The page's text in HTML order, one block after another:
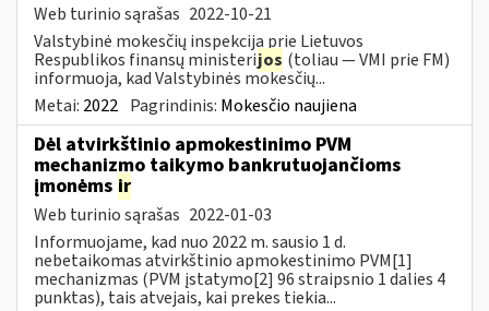
Web turinio sąrašas 2022-10-21
Valstybinė mokesčių inspekcija prie Lietuvos
Respublikos finansų ministerijos (toliau ― VMI prie FM)
informuoja, kad Valstybinės mokesčių...
Metai: 2022 Pagrindinis: Mokesčio naujiena
Dėl atvirkštinio apmokestinimo PVM
mechanizmo taikymo bankrutuojančioms
įmonėms ir
Web turinio sąrašas 2022-01-03
Informuojame, kad nuo 2022 m. sausio 1 d.
nebetaikomas atvirkštinio apmokestinimo PVM[1]
mechanizmas (PVM įstatymo[2] 96 straipsnio 1 dalies 4
punktas), tais atvejais, kai prekes tiekia...